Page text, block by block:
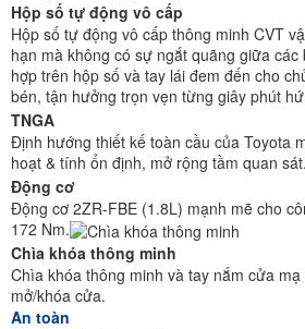
Hộp số tự động vô cấp
Hộp số tự động vô cấp thông minh CVT
hạn mà không có sự ngắt quãng giữa
hợp trên hộp số và tay lái đem đến cho
bén, tận hưởng trọn vẹn từng giây phút
TNGA
Định hướng thiết kế toàn cầu của Toyota
hoạt & tính ổn định, mở rộng tầm quan sát.
Động cơ
Động cơ 2ZR-FBE (1.8L) mạnh mẽ cho
172 Nm.
Chìa khóa thông minh
Chìa khóa thông minh và tay nắm cửa
mở/khóa cửa.
An toàn